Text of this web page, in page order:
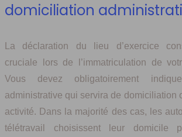
domiciliation
La déclaration du lieu d’exercice
cruciale lors de l’immatriculation de
Vous devez obligatoirement
administrative qui servira de domiciliation
activité. Dans la majorité des cas, les
télétravail choisissent leur domicile